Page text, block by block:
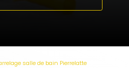
salle de bain Pierrelatte